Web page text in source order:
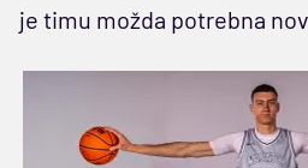
je timu možda potrebna